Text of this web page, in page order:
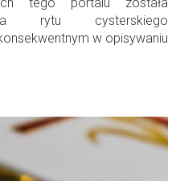
rytu cysterskiego
w opisywaniu